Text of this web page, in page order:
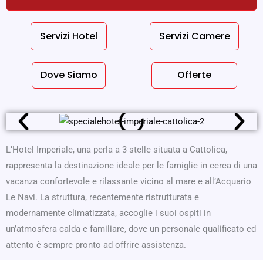
Servizi Hotel Servizi Camere
Dove Siamo Offerte
L’Hotel Imperiale, una perla a 3 stelle situata a Cattolica,
rappresenta la destinazione ideale per le famiglie in cerca di una
vacanza confortevole e rilassante vicino al mare e all’Acquario
Le Navi. La struttura, recentemente ristrutturata e
modernamente climatizzata, accoglie i suoi ospiti in
un’atmosfera calda e familiare, dove un personale qualificato ed
attento è sempre pronto ad offrire assistenza.